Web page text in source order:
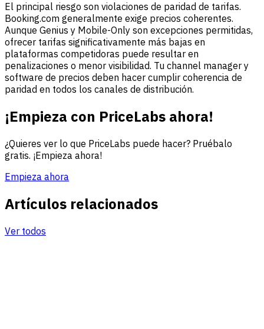
El principal riesgo son violaciones de paridad de tarifas.
Booking.com generalmente exige precios coherentes.
Aunque Genius y Mobile-Only son excepciones permitidas,
ofrecer tarifas significativamente más bajas en
plataformas competidoras puede resultar en
penalizaciones o menor visibilidad. Tu channel manager y
software de precios deben hacer cumplir coherencia de
paridad en todos los canales de distribución.
¡Empieza con PriceLabs ahora!
¿Quieres ver lo que PriceLabs puede hacer? Pruébalo
gratis. ¡Empieza ahora!
Empieza ahora
Artículos relacionados
Ver todos